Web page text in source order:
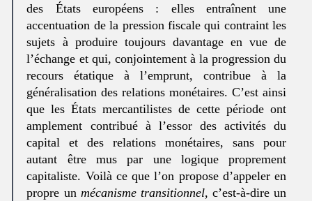
des États européens : elles entraînent une
accentuation de la pression fiscale qui contraint les
sujets à produire toujours davantage en vue de
l’échange et qui, conjointement à la progression du
recours étatique à l’emprunt, contribue à la
généralisation des relations monétaires. C’est ainsi
que les États mercantilistes de cette période ont
amplement contribué à l’essor des activités du
capital et des relations monétaires, sans pour
autant être mus par une logique proprement
capitaliste. Voilà ce que l’on propose d’appeler en
propre un mécanisme transitionnel, c’est-à-dire un